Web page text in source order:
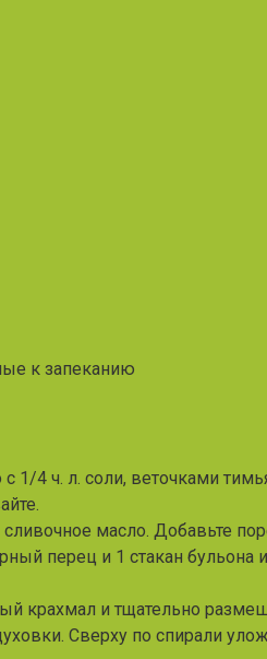
к запеканию
1/4 ч. л. соли, веточками
масло. Добавьте
перец и 1 стакан
крахмал и тщательно
Сверху по спирали